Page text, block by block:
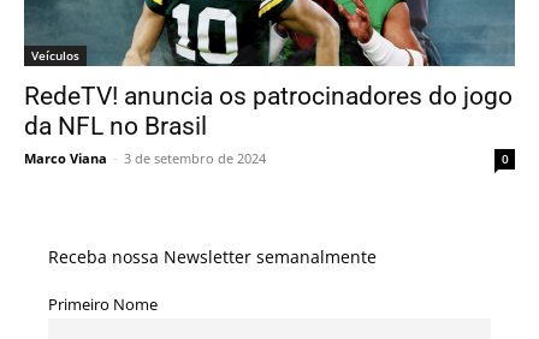
Veículos
RedeTV! anuncia os patrocinadores do jogo
da NFL no Brasil
Marco Viana - 3 de setembro de 2024 0
Receba nossa Newsletter semanalmente
Primeiro Nome